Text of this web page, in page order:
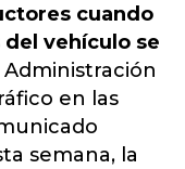
cuando
del vehículo se
en las
semana, la